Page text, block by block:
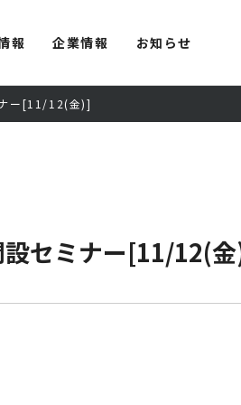
報 企業情報 お知らせ
ナー[11/12(金)]
設セミナー[11/12(